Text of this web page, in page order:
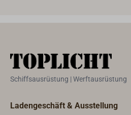
Schiffsausrüstung | Werftausrüstung
Ladengeschäft & Ausstellung